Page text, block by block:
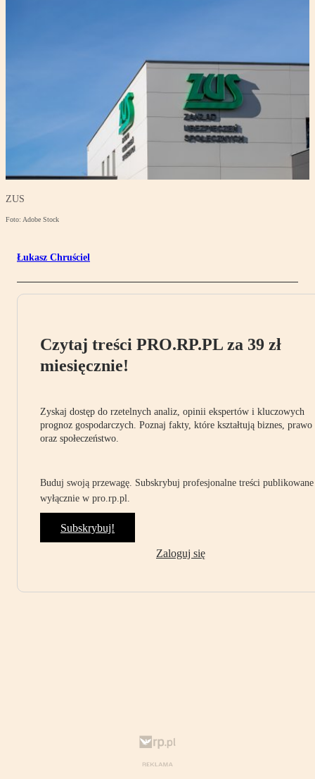
ZUS
Foto: Adobe Stock
Łukasz Chruściel
Czytaj treści PRO.RP.PL za 39 zł
miesięcznie!
Zyskaj dostęp do rzetelnych analiz, opinii ekspertów i kluczowych
prognoz gospodarczych. Poznaj fakty, które kształtują biznes, prawo
oraz społeczeństwo.
Buduj swoją przewagę. Subskrybuj profesjonalne treści publikowane
wyłącznie w pro.rp.pl.
Subskrybuj!
Zaloguj się